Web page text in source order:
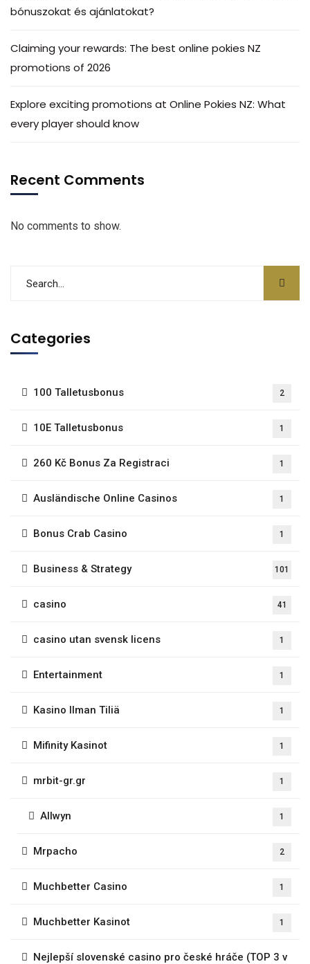
bónuszokat és ajánlatokat?
Claiming your rewards: The best online pokies NZ
promotions of 2026
Explore exciting promotions at Online Pokies NZ: What
every player should know
Recent Comments
No comments to show.
Categories
100 Talletusbonus 2
10E Talletusbonus 1
260 Kč Bonus Za Registraci 1
Ausländische Online Casinos 1
Bonus Crab Casino 1
Business & Strategy 101
casino 41
casino utan svensk licens 1
Entertainment 1
Kasino Ilman Tiliä 1
Mifinity Kasinot 1
mrbit-gr.gr 1
Allwyn 1
Mrpacho 2
Muchbetter Casino 1
Muchbetter Kasinot 1
Nejlepší slovenské casino pro české hráče (TOP 3 v